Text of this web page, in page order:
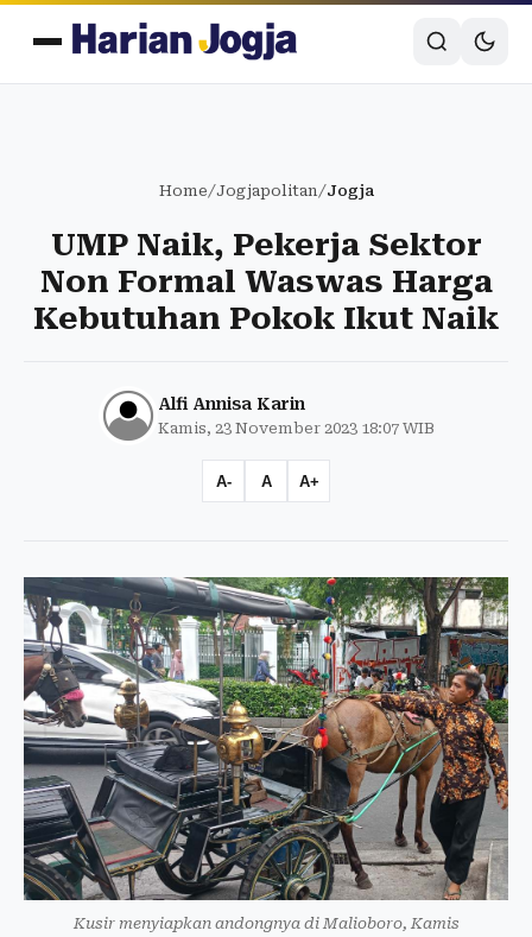
Home/Jogjapolitan/Jogja
UMP Naik, Pekerja Sektor
Non Formal Waswas Harga
Kebutuhan Pokok Ikut Naik
Alfi Annisa Karin
Kamis, 23 November 2023 18:07 WIB
A- A A+
Kusir menyiapkan andongnya di Malioboro, Kamis